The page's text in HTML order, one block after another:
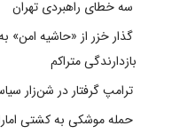
سه خطای راهبردی تهران
گذار خزر از «حاشیه امن»
بازدارندگی متراکم
ترامپ گرفتار در شن‌زار
حمله موشکی به کشتی